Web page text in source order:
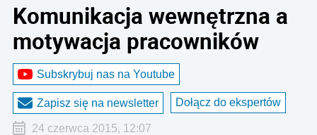
Komunikacja wewnętrzna a
motywacja pracowników
Subskrybuj nas na Youtube
Zapisz się na newsletter Dołącz do ekspertów
24 czerwca 2015, 12:07